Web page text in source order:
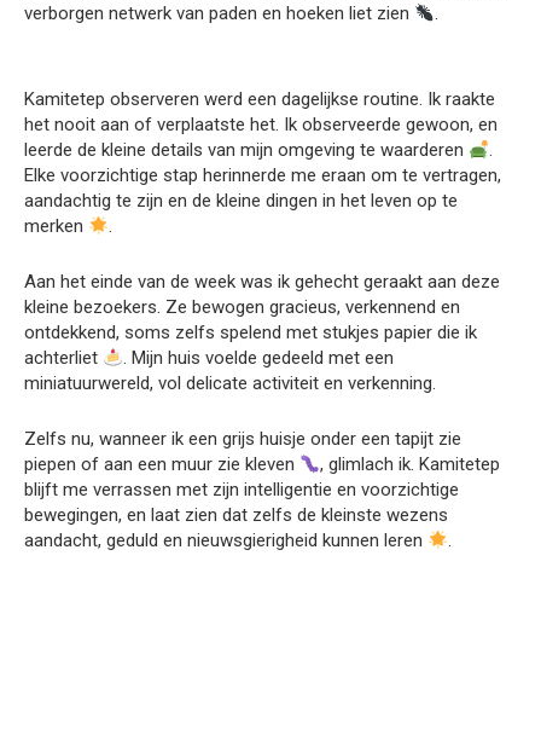
verborgen netwerk van paden en hoeken liet zien
.
Kamitetep observeren werd een dagelijkse routine. Ik raakte
het nooit aan of verplaatste het. Ik observeerde gewoon, en
leerde de kleine details van mijn omgeving te waarderen
.
Elke voorzichtige stap herinnerde me eraan om te vertragen,
aandachtig te zijn en de kleine dingen in het leven op te
merken
.
Aan het einde van de week was ik gehecht geraakt aan deze
kleine bezoekers. Ze bewogen gracieus, verkennend en
ontdekkend, soms zelfs spelend met stukjes papier die ik
achterliet
. Mijn huis voelde gedeeld met een
miniatuurwereld, vol delicate activiteit en verkenning.
Zelfs nu, wanneer ik een grijs huisje onder een tapijt zie
piepen of aan een muur zie kleven
, glimlach ik. Kamitetep
blijft me verrassen met zijn intelligentie en voorzichtige
bewegingen, en laat zien dat zelfs de kleinste wezens
aandacht, geduld en nieuwsgierigheid kunnen leren
.